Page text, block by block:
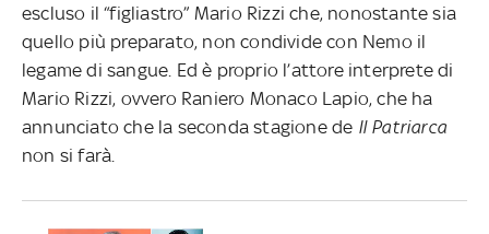
escluso il “figliastro” Mario Rizzi che, nonostante sia
quello più preparato, non condivide con Nemo il
legame di sangue. Ed è proprio l’attore interprete di
Mario Rizzi, ovvero Raniero Monaco Lapio, che ha
annunciato che la seconda stagione de Il Patriarca
non si farà.